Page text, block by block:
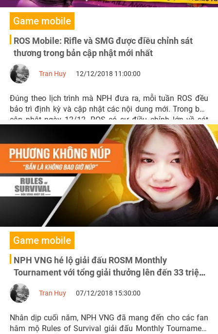
Game mobile
ROS Mobile: Rifle và SMG được điều chỉnh sát
thương trong bản cập nhật mới nhất
Tran Huy 12/12/2018 11:00:00
Đúng theo lịch trình mà NPH đưa ra, mỗi tuần ROS đều
bảo trì định kỳ và cập nhật các nội dung mới. Trong bản
cập nhật ngày 12/12, ROS có sự điều chỉnh lớn về sát
thương vũ khí, đặc biệt là dòng Rifle và SMG
Game mobile
NPH VNG hé lộ giải đấu ROSM Monthly
Tournament với tổng giải thưởng lên đến 33 triệu
đồng
Tran Huy 07/12/2018 15:30:00
Nhân dịp cuối năm, NPH VNG đã mang đến cho các fan
hâm mộ Rules of Survival giải đấu Monthly Tournament